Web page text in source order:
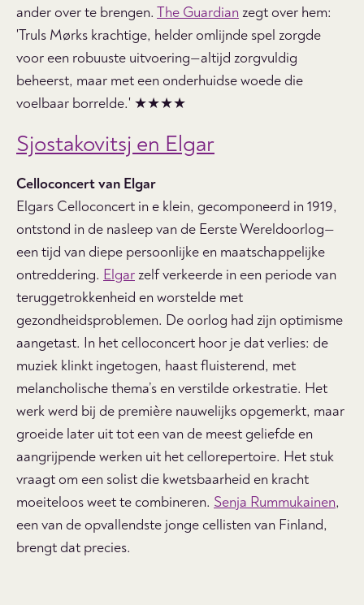
ander over te brengen. The Guardian zegt over hem:
'Truls Mørks krachtige, helder omlijnde spel zorgde
voor een robuuste uitvoering—altijd zorgvuldig
beheerst, maar met een onderhuidse woede die
voelbaar borrelde.' ★★★★
Sjostakovitsj en Elgar
Celloconcert van Elgar
Elgars Celloconcert in e klein, gecomponeerd in 1919,
ontstond in de nasleep van de Eerste Wereldoorlog—
een tijd van diepe persoonlijke en maatschappelijke
ontreddering. Elgarzelf verkeerde in een periode van
teruggetrokkenheid en worstelde met
gezondheidsproblemen. De oorlog had zijn optimisme
aangetast. In het celloconcert hoor je dat verlies: de
muziek klinkt ingetogen, haast fluisterend, met
melancholische thema’s en verstilde orkestratie. Het
werk werd bij de première nauwelijks opgemerkt, maar
groeide later uit tot een van de meest geliefde en
aangrijpende werken uit het cellorepertoire. Het stuk
vraagt om een solist die kwetsbaarheid en kracht
moeiteloos weet te combineren. Senja Rummukainen,
een van de opvallendste jonge cellisten van Finland,
brengt dat precies.